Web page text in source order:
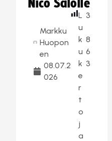
Nico Salolle
Markku
Huopon
en
08.07.2
026
L
u
k
u
k
e
r
t
o
j
a
3
8
6
3